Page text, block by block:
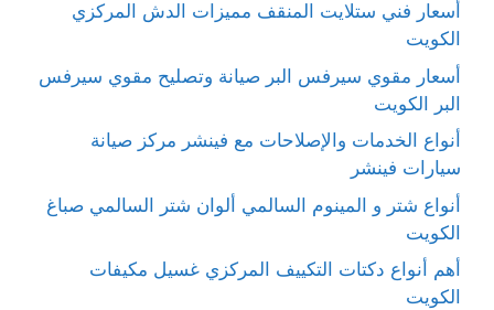
أسعار فني ستلايت المنقف مميزات الدش المركزي
الكويت
أسعار مقوي سيرفس البر صيانة وتصليح مقوي سيرفس
البر الكويت
أنواع الخدمات والإصلاحات مع فينشر مركز صيانة
سيارات فينشر
أنواع شتر و المينوم السالمي ألوان شتر السالمي صباغ
الكويت
أهم أنواع دكتات التكييف المركزي غسيل مكيفات
الكويت